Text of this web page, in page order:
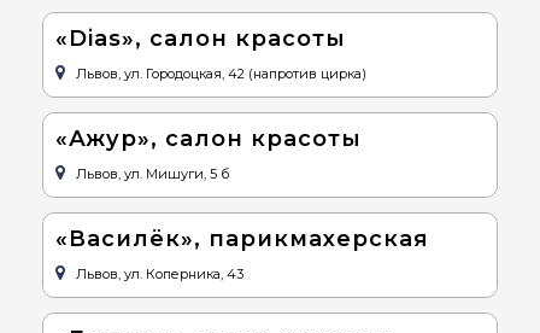
«Dias», салон красоты
Львов, ул. Городоцкая, 42 (напротив цирка)
«Ажур», салон красоты
Львов, ул. Мишуги, 5 б
«Василёк», парикмахерская
Львов, ул. Коперника, 43